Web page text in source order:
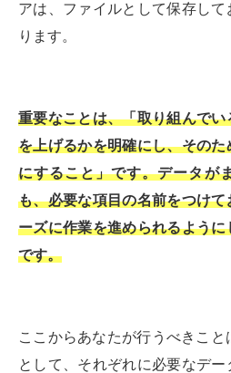
アは、ファイルとして保存し
ります。
重要なことは、「取り組んで
を上げるかを明確にし、その
にすること」です。データが
も、必要な項目の名前をつけ
ーズに作業を進められるよう
です。
ここからあなたが行うべきこと
として、それぞれに必要なデー